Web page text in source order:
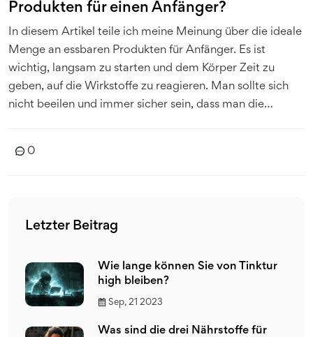
Produkten für einen Anfänger?
In diesem Artikel teile ich meine Meinung über die ideale
Menge an essbaren Produkten für Anfänger. Es ist
wichtig, langsam zu starten und dem Körper Zeit zu
geben, auf die Wirkstoffe zu reagieren. Man sollte sich
nicht beeilen und immer sicher sein, dass man die
einige Tipps geben, wie man die Dosierung erhöhen
0
Letzter Beitrag
Wie lange können Sie von Tinktur
high bleiben?
Sep, 21 2023
Was sind die drei Nährstoffe für